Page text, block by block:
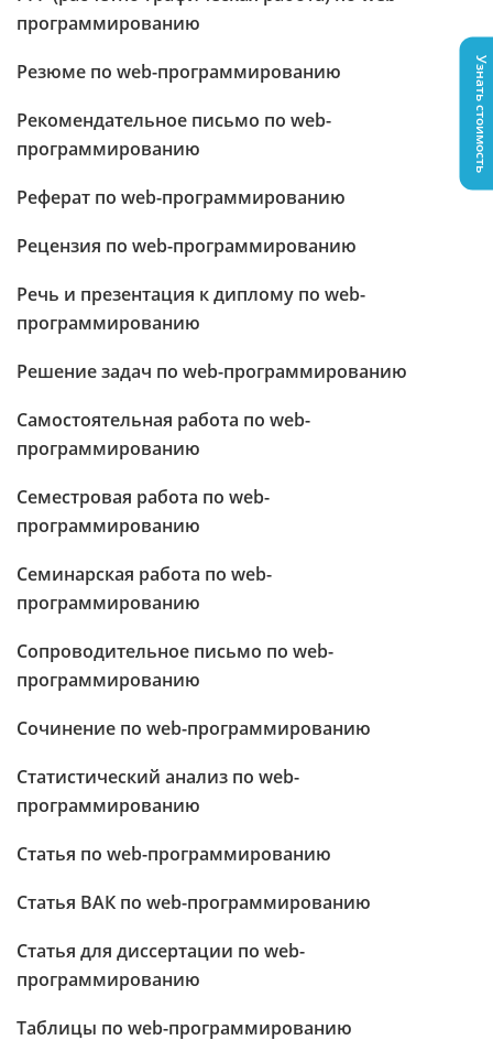
программированию
Резюме по web-программированию
Рекомендательное письмо по web-
программированию
Реферат по web-программированию
Рецензия по web-программированию
Речь и презентация к диплому по web-
программированию
Решение задач по web-программированию
Самостоятельная работа по web-
программированию
Семестровая работа по web-
программированию
Семинарская работа по web-
программированию
Сопроводительное письмо по web-
программированию
Сочинение по web-программированию
Статистический анализ по web-
программированию
Статья по web-программированию
Статья ВАК по web-программированию
Статья для диссертации по web-
программированию
Таблицы по web-программированию
Узнать стоимость